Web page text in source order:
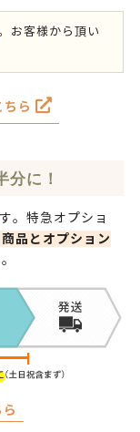
お客様から頂い
ら
分に！
。 特急オプショ
商品とオプション